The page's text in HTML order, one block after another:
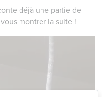
déjà une partie de
montrer la suite !